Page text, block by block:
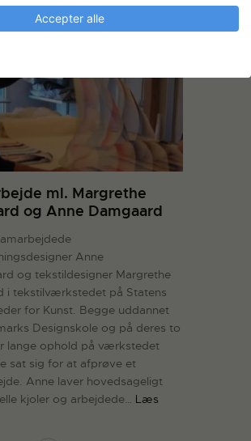
ml. Margrethe
og Anne Damgaard
Anne
og tekstildesigner Margrethe
i tekstilværkstedet på Statens
for Kunst. Begge uddannet
Designskole og på deres to
lange ophold på værkstedet
sat sig for at afprøve et
Anne laver hovedsageligt
kjoler og arbejdede… Læs
Accepter alle